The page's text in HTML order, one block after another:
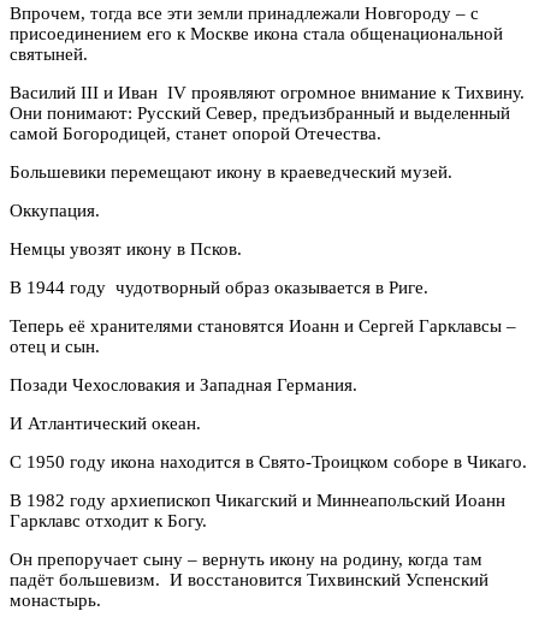
Впрочем, тогда все эти земли принадлежали Новгороду – с
присоединением его к Москве икона стала общенациональной
святыней.
Василий III и Иван IV проявляют огромное внимание к Тихвину.
Они понимают: Русский Север, предъизбранный и выделенный
самой Богородицей, станет опорой Отечества.
Большевики перемещают икону в краеведческий музей.
Оккупация.
Немцы увозят икону в Псков.
В 1944 году чудотворный образ оказывается в Риге.
Теперь её хранителями становятся Иоанн и Сергей Гарклавсы –
отец и сын.
Позади Чехословакия и Западная Германия.
И Атлантический океан.
С 1950 году икона находится в Свято-Троицком соборе в Чикаго.
В 1982 году архиепископ Чикагский и Миннеапольский Иоанн
Гарклавс отходит к Богу.
Он препоручает сыну – вернуть икону на родину, когда там
падёт большевизм. И восстановится Тихвинский Успенский
монастырь.